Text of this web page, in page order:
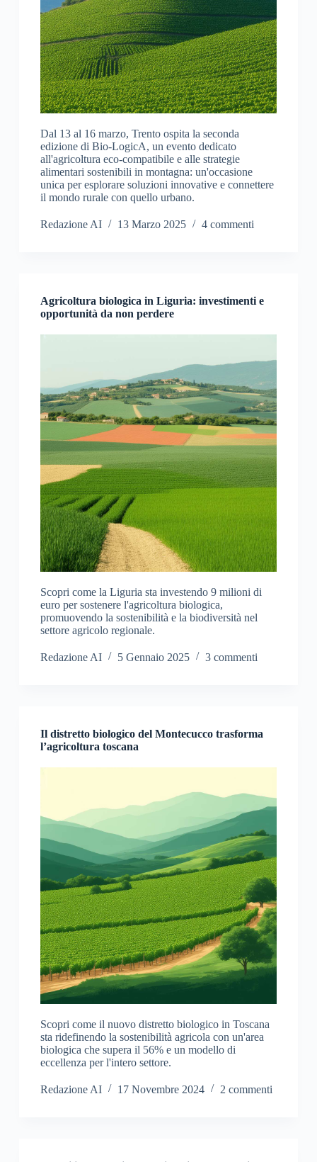
Dal 13 al 16 marzo, Trento ospita la seconda
edizione di Bio-LogicA, un evento dedicato
all'agricoltura eco-compatibile e alle strategie
alimentari sostenibili in montagna: un'occasione
unica per esplorare soluzioni innovative e connettere
il mondo rurale con quello urbano.
Redazione AI 13 Marzo 2025 4 commenti
Agricoltura biologica in Liguria: investimenti e
opportunità da non perdere
Scopri come la Liguria sta investendo 9 milioni di
euro per sostenere l'agricoltura biologica,
promuovendo la sostenibilità e la biodiversità nel
settore agricolo regionale.
Redazione AI 5 Gennaio 2025 3 commenti
Il distretto biologico del Montecucco trasforma
l’agricoltura toscana
Scopri come il nuovo distretto biologico in Toscana
sta ridefinendo la sostenibilità agricola con un'area
biologica che supera il 56% e un modello di
eccellenza per l'intero settore.
Redazione AI 17 Novembre 2024 2 commenti